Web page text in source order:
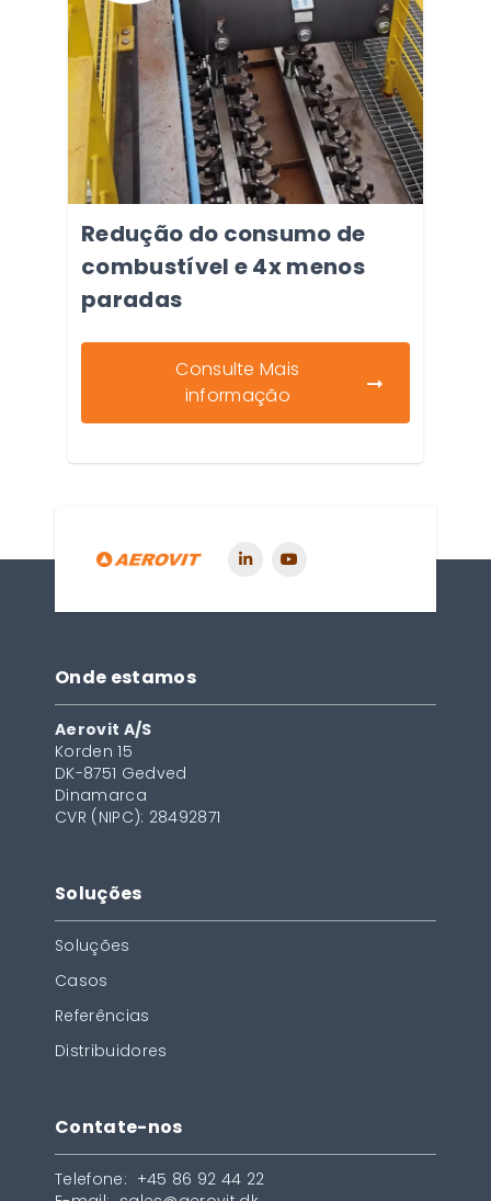
Redução do consumo de
combustível e 4x menos
paradas
Consulte Mais
informação
Onde estamos
Aerovit A/S
Korden 15
DK-8751 Gedved
Dinamarca
CVR (NIPC): 28492871
Soluções
Soluções
Casos
Referências
Distribuidores
Contate-nos
Telefone: +45 86 92 44 22